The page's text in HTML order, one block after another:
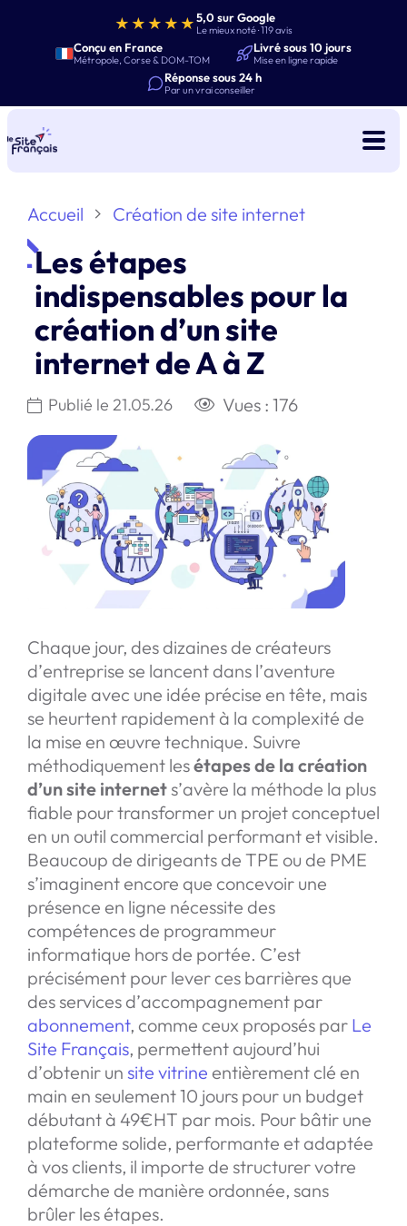
★★★★★5,0 sur Google
Le mieux noté · 119 avis
Conçu en France
Métropole, Corse & DOM-TOM
Livré sous 10 jours
Mise en ligne rapide
Réponse sous 24 h
Par un vrai conseiller
Accueil Création de site internet
Les étapes
indispensables pour la
création d’un site
internet de A à Z
Publié le21.05.26 Vues :176
Chaque jour, des dizaines de créateurs
d’entreprise se lancent dans l’aventure
digitale avec une idée précise en tête, mais
se heurtent rapidement à la complexité de
la mise en œuvre technique. Suivre
méthodiquement lesétapes de la création
d’un site internets’avère la méthode la plus
fiable pour transformer un projet conceptuel
en un outil commercial performant et visible.
Beaucoup de dirigeants de TPE ou de PME
s’imaginent encore que concevoir une
présence en ligne nécessite des
compétences de programmeur
informatique hors de portée. C’est
précisément pour lever ces barrières que
des services d’accompagnement par
abonnement, comme ceux proposés par Le
Site Français, permettent aujourd’hui
d’obtenir un site vitrine entièrement clé en
main en seulement 10 jours pour un budget
débutant à 49€HT par mois. Pour bâtir une
plateforme solide, performante et adaptée
à vos clients, il importe de structurer votre
démarche de manière ordonnée, sans
brûler les étapes.